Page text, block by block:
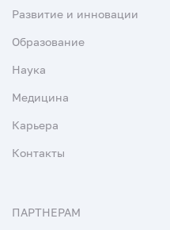
Развитие и инновации
Образование
Наука
Медицина
Карьера
Контакты
ПАРТНЕРАМ